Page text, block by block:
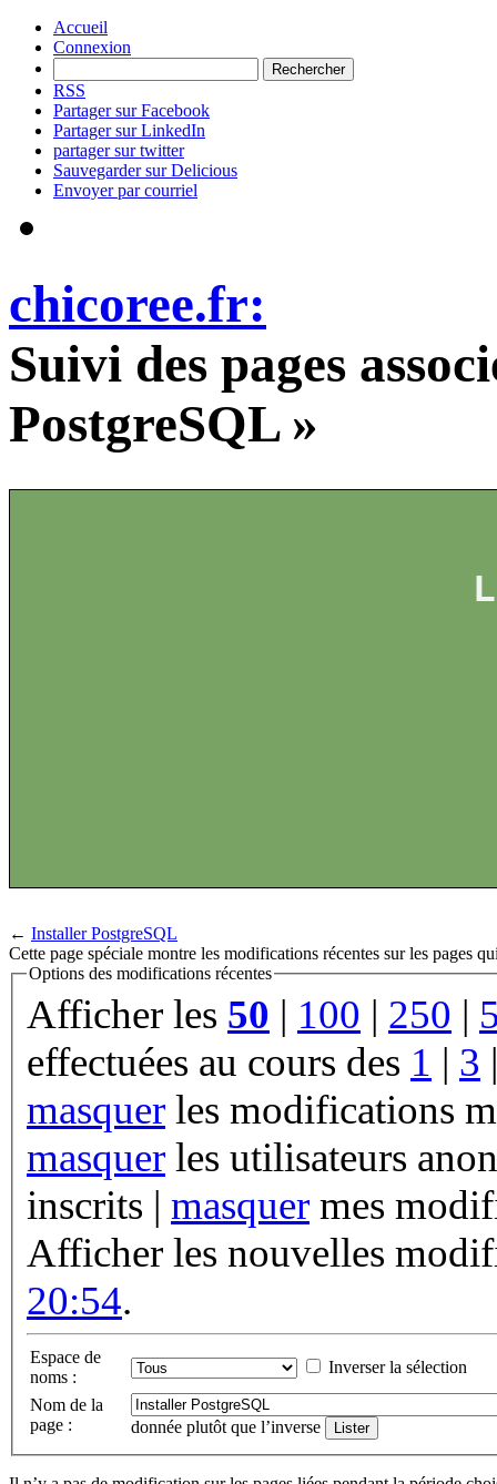
Accueil
Connexion
RSS
Partager sur Facebook
Partager sur LinkedIn
partager sur twitter
Sauvegarder sur Delicious
Envoyer par courriel
chicoree.fr:
Suivi des pages
PostgreSQL »
← Installer PostgreSQL
Cette page spéciale montre les modifications récentes sur les pages
Options des modifications récentes
Afficher les 50 | 100 | 250 |
effectuées au cours des 1 | 3
masquer les modifications
masquer les utilisateurs
inscrits | masquer mes
Afficher les nouvelles
20:54.
Espace de
noms :
Inverser la sélection
Nom de la
page :
donnée plutôt que l’inverse